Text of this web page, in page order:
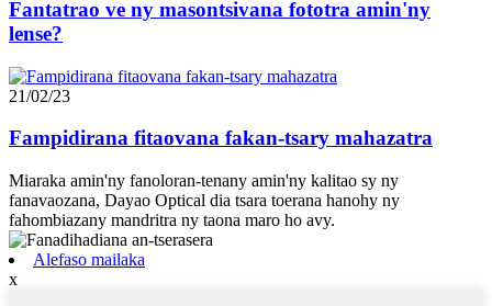
Fantatrao ve ny masontsivana fototra amin'ny
lense?
21/02/23
Fampidirana fitaovana fakan-tsary mahazatra
Miaraka amin'ny fanoloran-tenany amin'ny kalitao sy ny
fanavaozana, Dayao Optical dia tsara toerana hanohy ny
fahombiazany mandritra ny taona maro ho avy.
Alefaso mailaka
x